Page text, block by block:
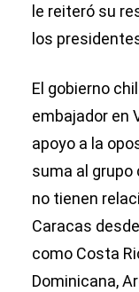
le reiteró su
los
El gobierno
embajador en
apoyo a la
suma al
no tienen
Caracas
como Costa
Dominicana,